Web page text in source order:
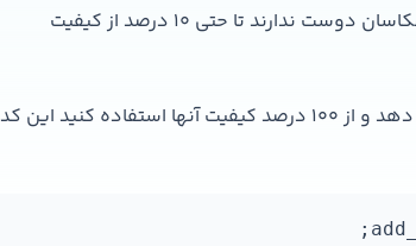
بزرگ برای همه وبمستر ها نیست اما برخی از کاربران وردپرس مانند عکاسان دوست ندارند تا حتی ۱۰ درصد از کیفیت
برای اینکه مطمئن شوید وردپرس کیفیت تصاویر شما را کاهش نمی دهد و از ۱۰۰ درصد کیفیت آنها استفاده کنید این کد